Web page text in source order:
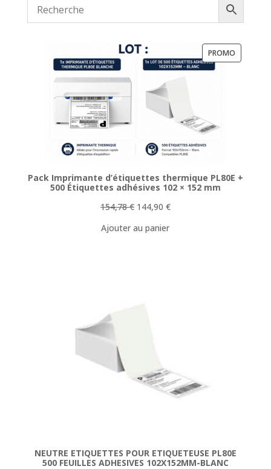
PROMO
Pack Imprimante d’étiquettes thermique PL80E +
500 Étiquettes adhésives 102 × 152 mm
154,78€ Le
initial
144,90 €Le
Ajouter au panier
NEUTRE ETIQUETTES POUR ETIQUETEUSE PL80E
500 FEUILLES ADHESIVES 102X152MM-BLANC